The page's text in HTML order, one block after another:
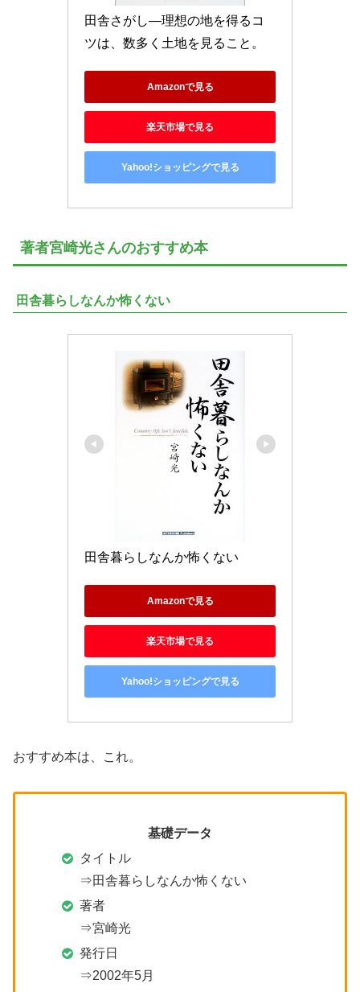
田舎さがし―理想の地を得るコ
ツは、数多く土地を見ること。
Amazonで見る
楽天市場で見る
Yahoo!ショッピングで見る
著者宮崎光さんのおすすめ本
田舎暮らしなんか怖くない
田舎暮らしなんか怖くない
Amazonで見る
楽天市場で見る
Yahoo!ショッピングで見る
おすすめ本は、これ。
基礎データ
タイトル
⇒田舎暮らしなんか怖くない
著者
⇒宮崎光
発行日
⇒2002年5月